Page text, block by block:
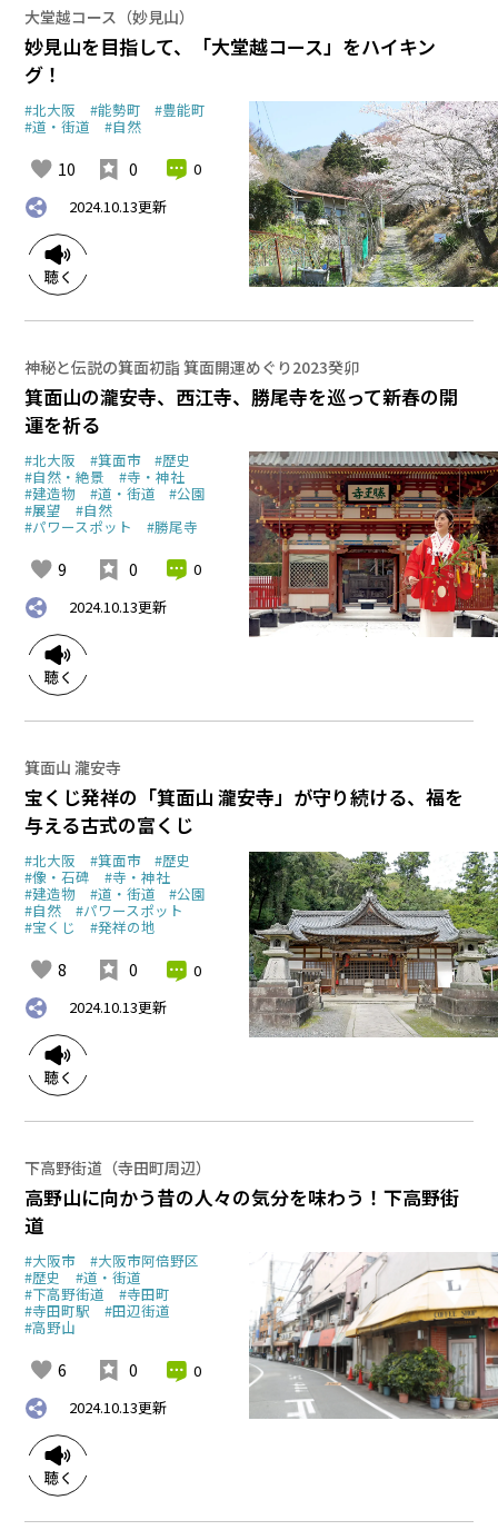
大堂越コース（妙見山）
妙見山を目指して、「大堂越コース」をハイキン
グ！
#北大阪 #能勢町 #豊能町
#道・街道 #自然
10 0
0
2024.10.13更新
神秘と伝説の箕面初詣 箕面開運めぐり2023癸卯
箕面山の瀧安寺、西江寺、勝尾寺を巡って新春の開
運を祈る
#北大阪 #箕面市 #歴史
#自然・絶景 #寺・神社
#建造物 #道・街道 #公園
#展望 #自然
#パワースポット #勝尾寺
9 0
0
2024.10.13更新
箕面山 瀧安寺
宝くじ発祥の「箕面山 瀧安寺」が守り続ける、福を
与える古式の富くじ
#北大阪 #箕面市 #歴史
#像・石碑 #寺・神社
#建造物 #道・街道 #公園
#自然 #パワースポット
#宝くじ #発祥の地
8 0
0
2024.10.13更新
下高野街道（寺田町周辺）
高野山に向かう昔の人々の気分を味わう！下高野街
道
#大阪市 #大阪市阿倍野区
#歴史 #道・街道
#下高野街道 #寺田町
#寺田町駅 #田辺街道
#高野山
6 0
0
2024.10.13更新